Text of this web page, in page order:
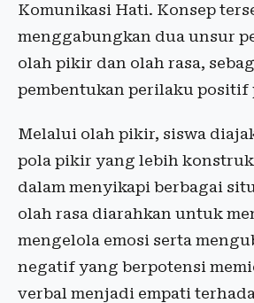
Komunikasi Hati. Konsep
menggabungkan dua unsur
olah pikir dan olah rasa,
pembentukan perilaku positif
Melalui olah pikir, siswa
pola pikir yang lebih
dalam menyikapi berbagai
olah rasa diarahkan untuk
mengelola emosi serta
negatif yang berpotensi
verbal menjadi empati